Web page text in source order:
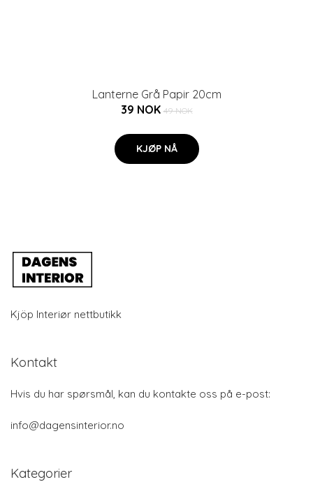
Lanterne Grå Papir 20cm
39 NOK 49 NOK
KJØP NÅ
Kjöp Interiør nettbutikk
Kontakt
Hvis du har spørsmål, kan du kontakte oss på e-post:
info@dagensinterior.no
Kategorier